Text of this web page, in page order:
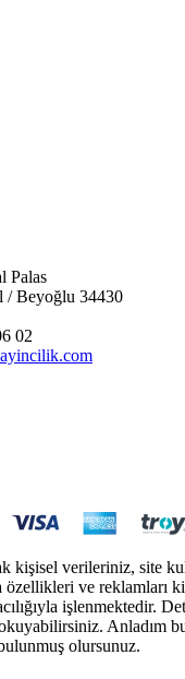
Palas
/ Beyoğlu 34430
02
kişisel verileriniz, site
özellikleri ve reklamları
işlenmektedir.
Anladım
olursunuz.